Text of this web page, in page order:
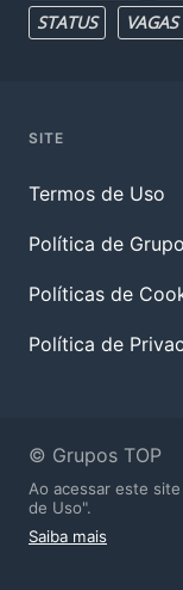
STATUS
SITE
Termos de Uso
Política de
Políticas de
Política de
© Grupos TOP
Ao acessar este
de Uso".
Saiba mais